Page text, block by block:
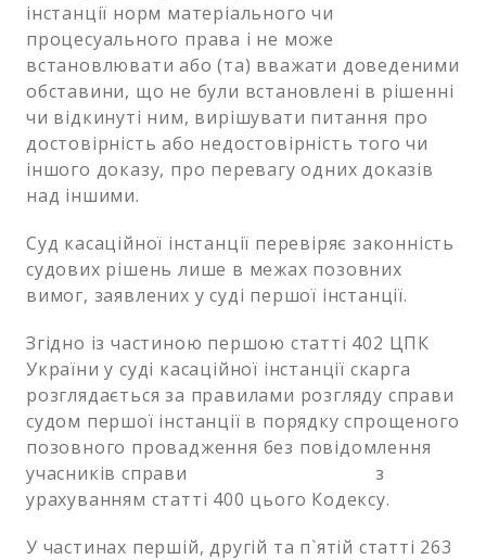
інстанції норм матеріального чи
процесуального права і не може
встановлювати або (та) вважати доведеними
обставини, що не були встановлені в рішенні
чи відкинуті ним, вирішувати питання про
достовірність або недостовірність того чи
іншого доказу, про перевагу одних доказів
над іншими.
Суд касаційної інстанції перевіряє законність
судових рішень лише в межах позовних
вимог, заявлених у суді першої інстанції.
Згідно із частиною першою статті 402 ЦПК
України у суді касаційної інстанції скарга
розглядається за правилами розгляду справи
судом першої інстанції в порядку спрощеного
позовного провадження без повідомлення
учасників справи з
урахуванням статті 400 цього Кодексу.
У частинах першій, другій та п`ятій статті 263